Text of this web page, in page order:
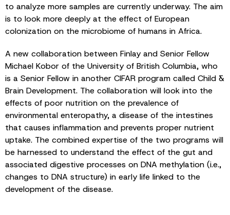
to analyze more samples are currently underway. The aim
is to look more deeply at the effect of European
colonization on the microbiome of humans in Africa.
A new collaboration between Finlay and Senior Fellow
Michael Kobor of the University of British Columbia, who
is a Senior Fellow in another CIFAR program called Child &
Brain Development. The collaboration will look into the
effects of poor nutrition on the prevalence of
environmental enteropathy, a disease of the intestines
that causes inflammation and prevents proper nutrient
uptake. The combined expertise of the two programs will
be harnessed to understand the effect of the gut and
associated digestive processes on DNA methylation (i.e.,
changes to DNA structure) in early life linked to the
development of the disease.